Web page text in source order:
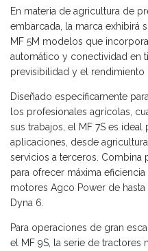
En materia de agricultura de
embarcada, la marca exhibirá
MF 5M modelos que
automático y conectividad en
previsibilidad y el rendimiento
Diseñado específicamente
los profesionales agrícolas,
sus trabajos, el MF 7S es
aplicaciones, desde
servicios a terceros.
para ofrecer máxima
motores Agco Power de
Dyna 6.
Para operaciones de gran
el MF 9S, la serie de tractores